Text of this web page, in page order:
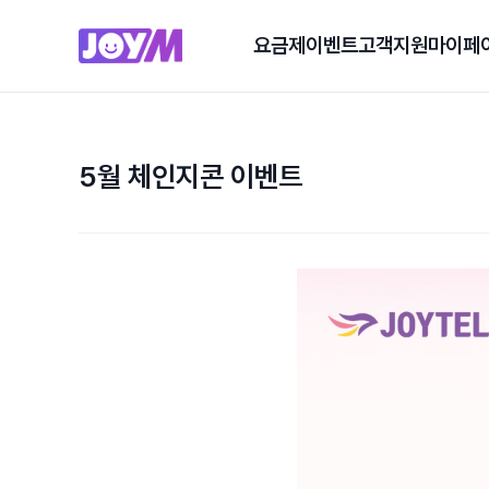
요금제 이벤트고객지원마이페
5월 체인지콘 이벤트